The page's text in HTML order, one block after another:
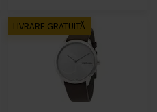
LIVRARE GRATUITĂ